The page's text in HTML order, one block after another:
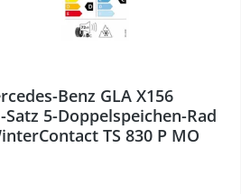
Benz GLA X156
5-Doppelspeichen-Rad
TS 830 P MO